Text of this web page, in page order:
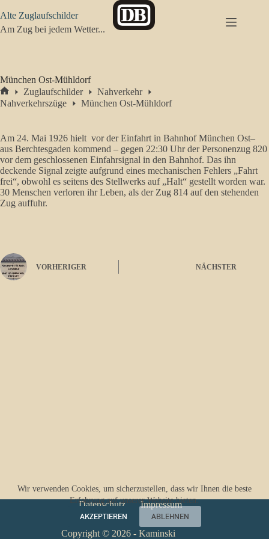
Inhalt
springen
Wir verwenden Cookies, um sicherzustellen, dass wir Ihnen die beste
Erfahrung auf unserer Website bieten.
AKZEPTIEREN
ABLEHNEN
Alte Zuglaufschilder
Am Zug bei jedem Wetter...
München Ost-Mühldorf
Start
Zuglaufschilder
Nahverkehr
Nahverkehrszüge
München Ost-Mühldorf
Am 24. Mai 1926 hielt vor der Einfahrt in Bahnhof München Ost–
aus Berchtesgaden kommend – gegen 22:30 Uhr der Personenzug 820
vor dem geschlossenen Einfahrsignal in den Bahnhof. Das ihn
deckende Signal zeigte aufgrund eines mechanischen Fehlers „Fahrt
frei“, obwohl es seitens des Stellwerks auf „Halt“ gestellt worden war.
30 Menschen verloren ihr Leben, als der Zug 814 auf den stehenden
Zug auffuhr.
VORHERIGER NÄCHSTER
Datenschutz Impressum
Copyright © 2026 - Kaminski